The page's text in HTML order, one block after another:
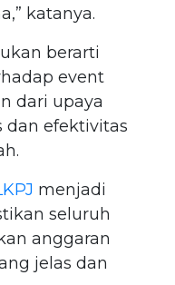
katanya.
berarti
event
dari upaya
efektivitas
menjadi
seluruh
anggaran
jelas dan